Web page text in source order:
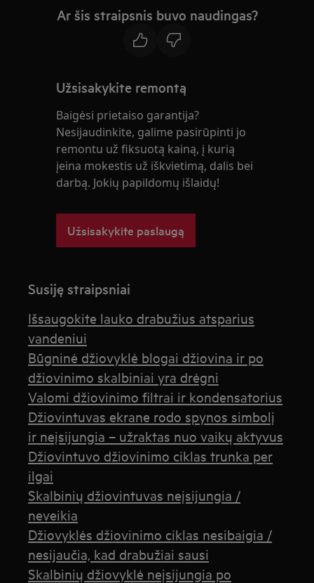
Ar šis straipsnis buvo naudingas?
Užsisakykite remontą
Baigėsi prietaiso garantija?
Nesijaudinkite, galime pasirūpinti jo
remontu už fiksuotą kainą, į kurią
įeina mokestis už iškvietimą, dalis bei
darbą. Jokių papildomų išlaidų!
Užsisakykite paslaugą
Susiję straipsniai
Išsaugokite lauko drabužius atsparius
vandeniui
Būgninė džiovyklė blogai džiovina ir po
džiovinimo skalbiniai yra drėgni
Valomi džiovinimo filtrai ir kondensatorius
Džiovintuvas ekrane rodo spynos simbolį
ir neįsijungia – užraktas nuo vaikų aktyvus
Džiovintuvo džiovinimo ciklas trunka per
ilgai
Skalbinių džiovintuvas neįsijungia /
neveikia
Džiovyklės džiovinimo ciklas nesibaigia /
nesijaučia, kad drabužiai sausi
Skalbinių džiovyklė neįsijungia po